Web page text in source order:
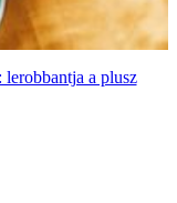
a plusz